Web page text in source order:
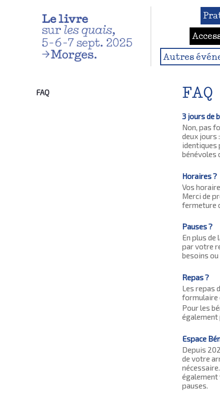
Autres
FAQ FAQ
3 jours de
Non, pas
deux jours
identiques
bénévoles
Horaires ?
Vos
Merci de
fermeture
Pauses ?
En plus de
par votre
besoins
Repas ?
Les repas
formulaire
Pour les
également
Espace
Depuis
de votre
également
pauses.